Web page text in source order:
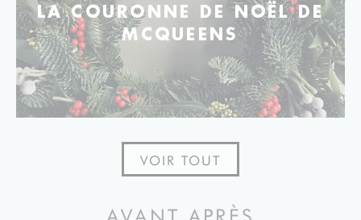
LA COURONNE DE NOËL DE
MCQUEENS
VOIR TOUT